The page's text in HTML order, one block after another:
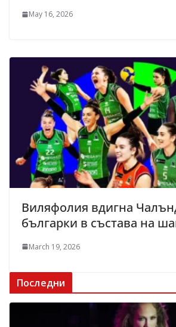
May 16, 2026
Виляфолия вдигна
българки в състава на
March 19, 2026
Последни